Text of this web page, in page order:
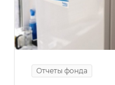
Отчеты фонда